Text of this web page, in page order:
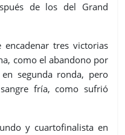
de los del Grand
tres victorias
como el abandono por
segunda ronda, pero
fría, como sufrió
y cuartofinalista en